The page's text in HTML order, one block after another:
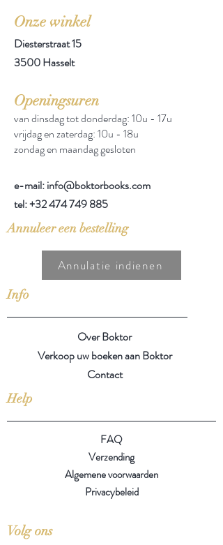
Onze winkel
Diesterstraat 15
3500 Hasselt
Openingsuren
van dinsdag tot donderdag: 10u - 17u
vrijdag en zaterdag: 10u - 18u
zondag en maandag gesloten
e-mail: info@boktorbooks.com
tel:+32 474 749 885
Annuleer een bestelling
Annulatie indienen
Info
Over Boktor
Verkoop uw boeken aan Boktor
Contact
Help
FAQ
Verzending
Algemene voorwaarden
Privacybeleid
Volg ons